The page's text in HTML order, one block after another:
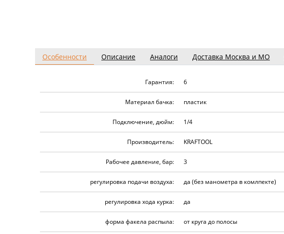
Особенности Описание Аналоги Доставка Москва и МО
Гарантия: 6
Материал бачка: пластик
Подключение, дюйм: 1/4
Производитель: KRAFTOOL
Рабочее давление, бар: 3
регулировка подачи воздуха: да (без манометра в комлпекте)
регулировка хода курка: да
форма факела распыла: от круга до полосы